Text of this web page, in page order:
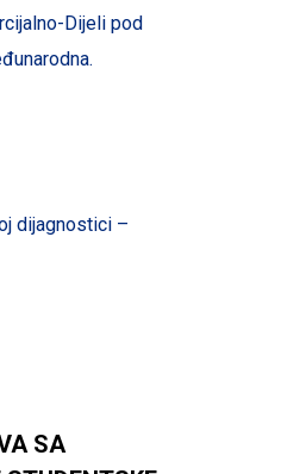
Dijeli pod
dijagnostici –
SA